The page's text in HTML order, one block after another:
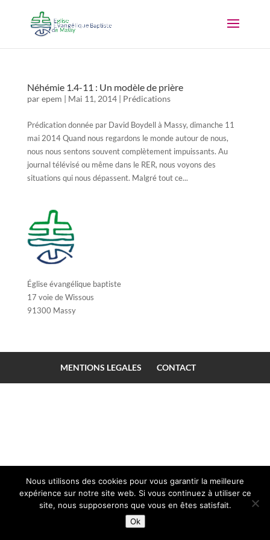
Néhémie 1.4-11 : Un modèle de prière
parepem | Mai 11, 2014| Prédications
Prédication donnée par David Boydell à Massy, dimanche 11
mai 2014 Quand nous regardons le monde autour de nous,
nous nous sentons souvent complètement impuissants. Au
journal télévisé ou même dans le RER, nous voyons des
situations qui nous dépassent. Malgré tout ce...
Église évangélique baptiste
17 voie de Wissous
91300 Massy
MENTIONS LEGALES CONTACT
Nous utilisons des cookies pour vous garantir la meilleure
expérience sur notre site web. Si vous continuez à utiliser ce
site, nous supposerons que vous en êtes satisfait.
Ok